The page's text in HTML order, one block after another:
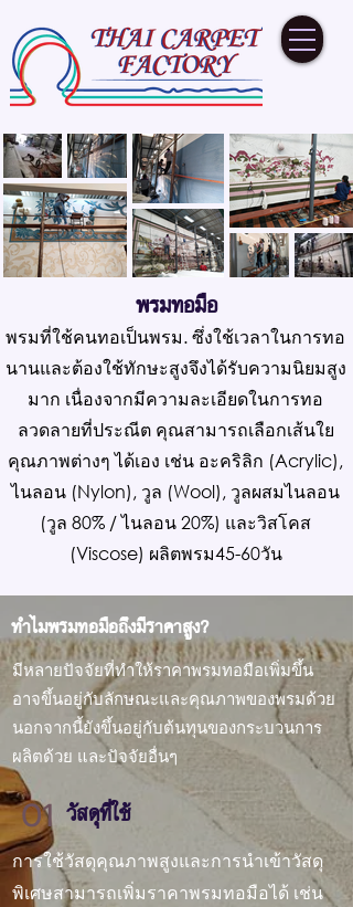
พรมทอมือ
พรมที่ใช้คนทอเป็นพรม. ซึ่งใช้เวลาในการทอ
นานและต้องใช้ทักษะสูงจึงได้รับความนิยมสูง
มาก เนื่องจากมีความละเอียดในการทอ
ลวดลายที่ประณีต คุณสามารถเลือกเส้นใย
คุณภาพต่างๆ ได้เอง เช่น อะคริลิก (Acrylic),
ไนลอน (Nylon), วูล (Wool), วูลผสมไนลอน
(วูล 80% / ไนลอน 20%) และวิสโคส
(Viscose) ผลิตพรม45-60วัน
ทำไมพรมทอมือถึงมีราคาสูง?
มีหลายปัจจัยที่ทำให้ราคาพรมทอมือเพิ่มขึ้น
อาจขึ้นอยู่กับลักษณะและคุณภาพของพรมด้วย
นอกจากนี้ยังขึ้นอยู่กับต้นทุนของกระบวนการ
ผลิตด้วย และปัจจัยอื่นๆ
01 วัสดุที่ใช้
การใช้วัสดุคุณภาพสูงและการนำเข้าวัสดุ
พิเศษสามารถเพิ่มราคาพรมทอมือได้ เช่น